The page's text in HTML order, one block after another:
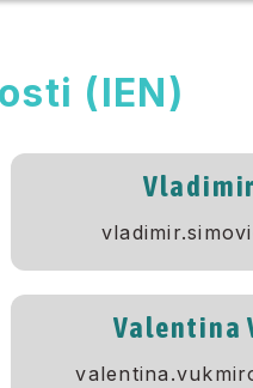
(IEN)
Valentina